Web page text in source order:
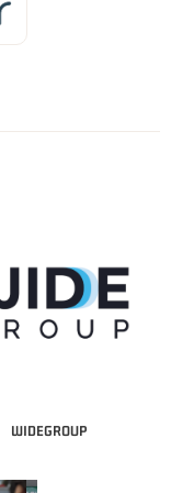
WIDEGROUP